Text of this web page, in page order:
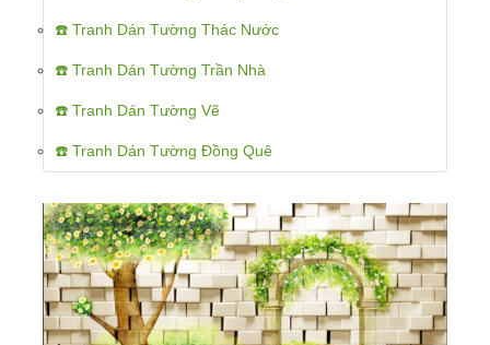
☎️ Tranh Dán Tường Thác Nước
☎️ Tranh Dán Tường Trần Nhà
☎️ Tranh Dán Tường Vẽ
☎️ Tranh Dán Tường Đồng Quê